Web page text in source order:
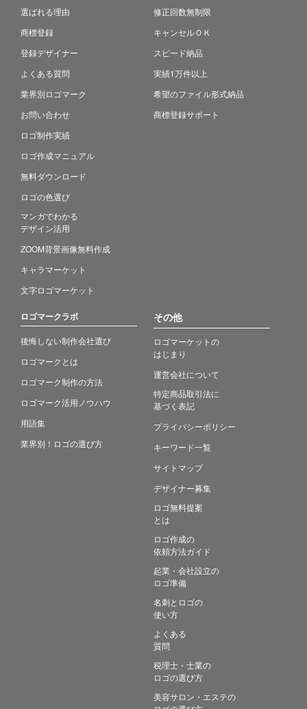
選ばれる理由
商標登録
登録デザイナー
よくある質問
業界別ロゴマーク
お問い合わせ
ロゴ制作実績
ロゴ作成マニュアル
無料ダウンロード
ロゴの色選び
マンガでわかる
デザイン活用
ZOOM背景画像無料作成
キャラマーケット
文字ロゴマーケット
修正回数無制限
キャンセルＯＫ
スピード納品
実績1万件以上
希望のファイル形式納品
商標登録サポート
ロゴマークラボ
後悔しない制作会社選び
ロゴマークとは
ロゴマーク制作の方法
ロゴマーク活用ノウハウ
用語集
業界別！ロゴの選び方
その他
ロゴマーケットの
はじまり
運営会社について
特定商品取引法に
基づく表記
プライバシーポリシー
キーワード一覧
サイトマップ
デザイナー募集
ロゴ無料提案
とは
ロゴ作成の
依頼方法ガイド
起業・会社設立の
ロゴ準備
名刺とロゴの
使い方
よくある
質問
税理士・士業の
ロゴの選び方
美容サロン・エステの